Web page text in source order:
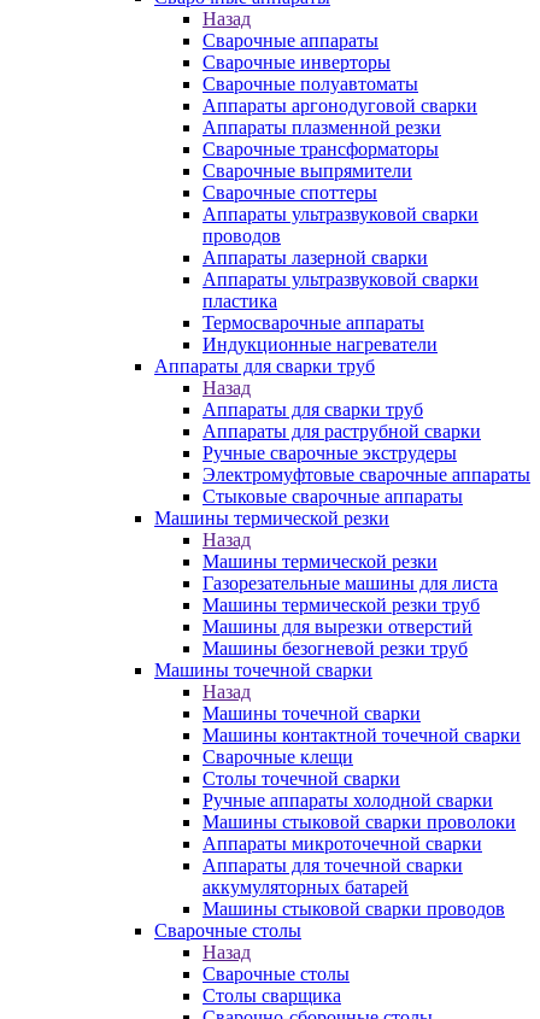
Назад
Сварочные аппараты
Сварочные инверторы
Сварочные полуавтоматы
Аппараты аргонодуговой сварки
Аппараты плазменной резки
Сварочные трансформаторы
Сварочные выпрямители
Сварочные споттеры
Аппараты ультразвуковой сварки
проводов
Аппараты лазерной сварки
Аппараты ультразвуковой сварки
пластика
Термосварочные аппараты
Индукционные нагреватели
Аппараты для сварки труб
Назад
Аппараты для сварки труб
Аппараты для раструбной сварки
Ручные сварочные экструдеры
Электромуфтовые сварочные аппараты
Стыковые сварочные аппараты
Машины термической резки
Назад
Машины термической резки
Газорезательные машины для листа
Машины термической резки труб
Машины для вырезки отверстий
Машины безогневой резки труб
Машины точечной сварки
Назад
Машины точечной сварки
Машины контактной точечной сварки
Сварочные клещи
Столы точечной сварки
Ручные аппараты холодной сварки
Машины стыковой сварки проволоки
Аппараты микроточечной сварки
Аппараты для точечной сварки
аккумуляторных батарей
Машины стыковой сварки проводов
Сварочные столы
Назад
Сварочные столы
Столы сварщика